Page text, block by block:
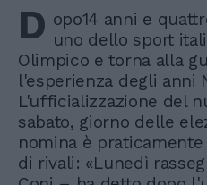
D opo14 anni e
uno dello sport
Olimpico e torna alla
l'esperienza degli anni
L'ufficializzazione del
sabato, giorno delle
nomina è
di rivali: «Lunedì